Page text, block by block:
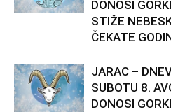
DONOSI
STIŽE
ČEKATE
JARAC –
SUBOTU 8.
DONOSI